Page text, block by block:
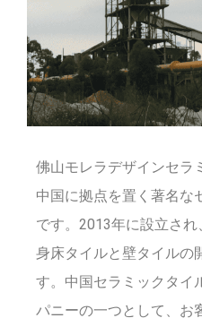
佛山モレラデザインセラ
中国に拠点を置く著名な
です。2013年に設立さ
身床タイルと壁タイルの
す。中国セラミックタイ
パニーの一つとして、お